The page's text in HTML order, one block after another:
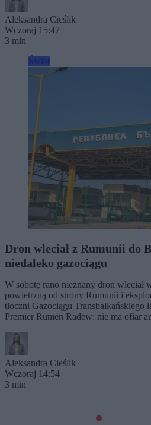
Aleksandra Cieślik
Wczoraj 15:47
3 min
Dron wleciał z Rumunii do
niedaleko gazociągu
W sobotę rano nieznany dron wleciał
powietrzną od strony Rumunii i
tłoczni Gazociągu Transbałkańskiego
Premier Rumen Radew: nie ma ofiar
Aleksandra Cieślik
Wczoraj 14:54
3 min